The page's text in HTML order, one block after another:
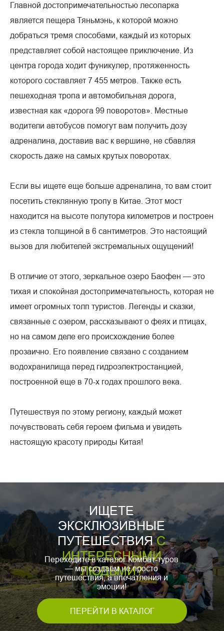
Главной достопримечательностью лесопарка
является пещера Тяньмэнь, к которой можно
добраться тремя способами, каждый из которых
представляет собой настоящее приключение. Из
центра города ходит фуникулер, протяженность
которого составляет 7 455 метров. Также есть
пешеходная тропа и автомобильная дорога,
известная как «дорога 99 поворотов». Местные
водители автобусов помогут вам получить дозу
адреналина, доставив вас к вершине, не сбавляя
скорость даже на самых крутых поворотах.
Если вы ищете еще больше адреналина, то вам стоит
посетить стеклянную тропу в Китае. Этот мост
находится на высоте полутора километров и построен
из стекла толщиной в 6 сантиметров. Это настоящий
вызов для любителей экстремальных ощущений!
В отличие от этого, зеркальное озеро Баофен — это
тихая и спокойная достопримечательность, которая не
имеет огромных толп туристов. Легенды и сказки,
связанные с озером, рассказывают о феях и птицах,
но на самом деле его происхождение более
прозаично. Его появление связано с созданием
водохранилища перед гидроэлектростанцией,
построенной еще в 70-х годах прошлого века.
Путешествуя по этому региону, каждый может
почувствовать себя героем фильма и увидеть
настоящую красоту природы Китая!
ИЩЕТЕ
ЭКСКЛЮЗИВНЫЕ
ПУТЕШЕСТВИЯС
ИНТЕРЕСНЫМИ
ЛЮДЬМИ?
Переходите в каталог Комбат-туров
— мы создаём не просто
путешествия, а впечатления и
эмоции!
ПЕРЕЙТИ В КАТАЛОГ